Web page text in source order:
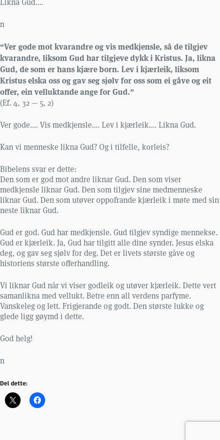
n
“Ver gode mot kvarandre og vis medkjensle, så de tilgjev
kvarandre, liksom Gud har tilgjeve dykk i Kristus. Ja, likna
Gud, de som er hans kjære born. Lev i kjærleik, liksom
Kristus elska oss og gav seg sjølv for oss som ei gåve og eit
offer, ein velluktande ange for Gud.”
(Ef. 4, 32 — 5, 2)
Ver gode.… Vis medkjensle.… Lev i kjærleik.… Likna Gud.
Kan vi menneske likna Gud? Og i tilfelle, korleis?
Bibelens svar er dette:
Den som er god mot andre liknar Gud. Den som viser
medkjensle liknar Gud. Den som tilgjev sine medmenneske
liknar Gud. Den som utøver oppofrande kjærleik i møte med sin
neste liknar Gud.
Gud er god. Gud har medkjensle. Gud tilgjev syndige mennekse.
Gud er kjærleik. Ja, Gud har tilgitt alle dine synder. Jesus elska
deg, og gav seg sjølv for deg. Det er livets største gåve og
historiens største offerhandling.
Vi liknar Gud når vi viser godleik og utøver kjærleik. Dette vert
samanlikna med vellukt. Betre enn all verdens parfyme.
Vanskeleg og lett. Frigjerande og godt. Den største lukke og
glede ligg gøymd i dette.
God helg!
n
Del dette: